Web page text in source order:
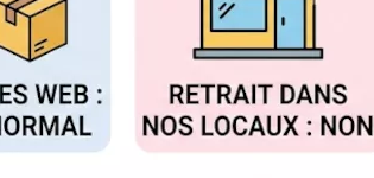
Réf. :
Feuille de
50 x 70 cm
Se
Permet de